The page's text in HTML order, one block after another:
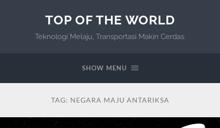
TOP OF THE WORLD
Teknologi Melaju, Transportasi Makin Cerdas.
SHOW MENU
TAG: NEGARA MAJU ANTARIKSA